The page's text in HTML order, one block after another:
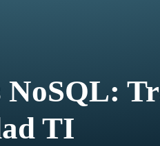
NoSQL:
TI